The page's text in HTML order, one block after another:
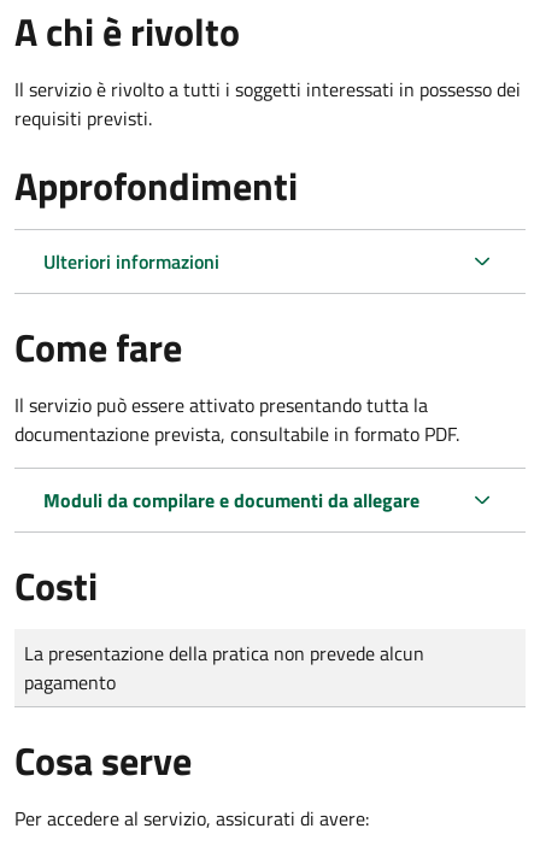
A chi è rivolto
Il servizio è rivolto a tutti i soggetti interessati in possesso dei
requisiti previsti.
Approfondimenti
Ulteriori informazioni
Come fare
Il servizio può essere attivato presentando tutta la
documentazione prevista, consultabile in formato PDF.
Moduli da compilare e documenti da allegare
Costi
Tipo di pagamento
Importo
La presentazione della pratica non prevede alcun
pagamento
Cosa serve
Per accedere al servizio, assicurati di avere: